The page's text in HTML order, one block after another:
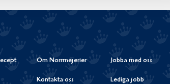
Om Norrmejerier
Kontakta oss
Jobba med oss
Lediga jobb